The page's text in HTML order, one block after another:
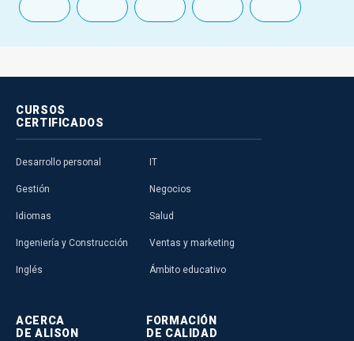
CURSOS
CERTIFICADOS
Desarrollo personal
Gestión
Idiomas
Ingeniería y Construcción
Inglés
IT
Negocios
Salud
Ventas y marketing
Ámbito educativo
ACERCA
DE ALISON
FORMACIÓN
DE CALIDAD